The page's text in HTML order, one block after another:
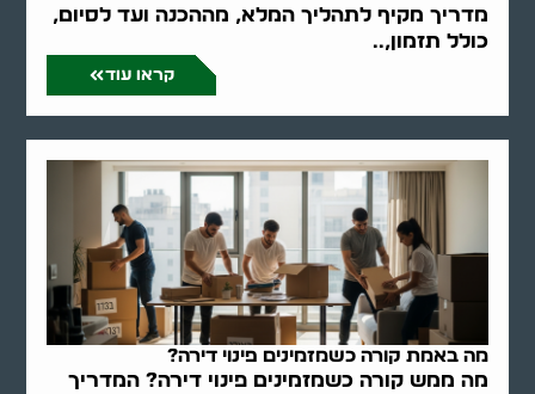
מדריך מקיף לתהליך המלא, מההכנה ועד לסיום,
כולל תזמון,..
קראו עוד
מה באמת קורה כשמזמינים פינוי דירה?
מה ממש קורה כשמזמינים פינוי דירה? המדריך